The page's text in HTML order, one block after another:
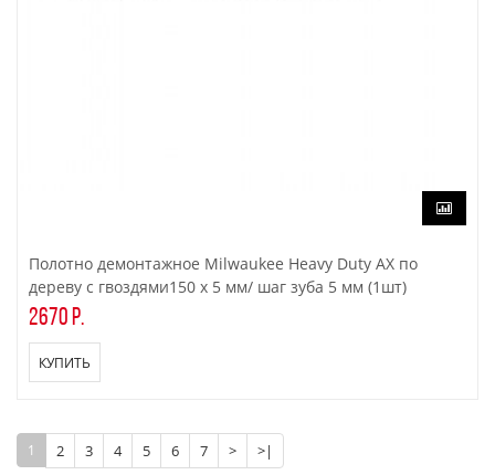
Полотно демонтажное Milwaukee Heavy Duty AX по
дереву с гвоздями150 x 5 мм/ шаг зуба 5 мм (1шт)
2670 р.
КУПИТЬ
1 2 3 4 5 6 7 >
>|